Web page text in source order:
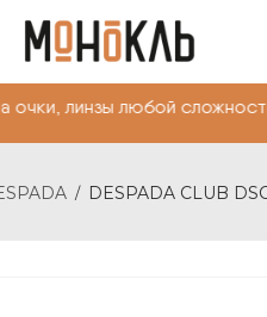
любой
/ DESPADA CLUB